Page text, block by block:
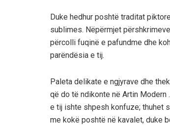
Duke hedhur poshtë traditat
sublimes. Nëpërmjet
përcolli fuqinë e pafundme dhe
parëndësia e tij.
Paleta delikate e ngjyrave dhe
që do të ndikonte në Artin
e tij ishte shpesh konfuze; thuhet
me kokë poshtë në kavalet, duke